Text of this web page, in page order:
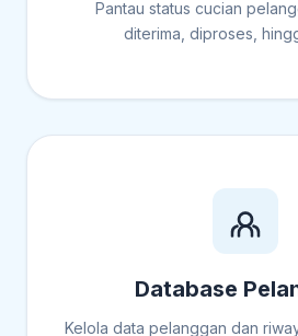
Pantau status cucian
diterima, diproses,
Database
Kelola data pelanggan dan